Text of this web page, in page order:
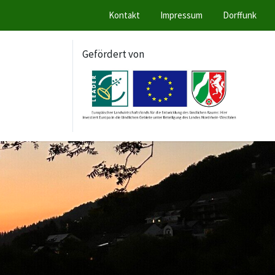
Kontakt Impressum Dorffunk
Gefördert von